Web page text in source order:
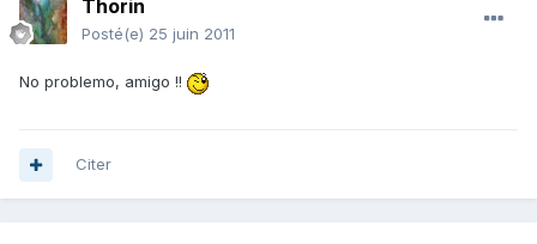
Thorin
Posté(e) 25 juin 2011
No problemo, amigo !!
Citer